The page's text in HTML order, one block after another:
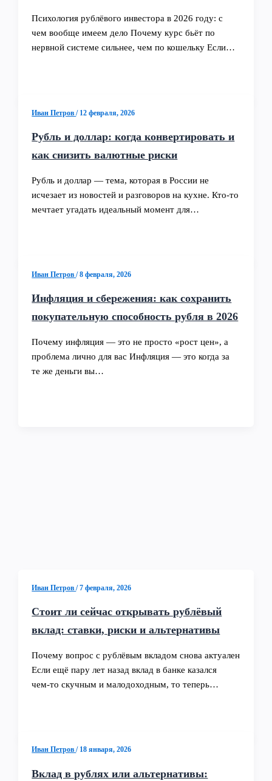
Психология рублёвого инвестора в 2026 году: с
чем вообще имеем дело Почему курс бьёт по
нервной системе сильнее, чем по кошельку Если…
Иван Петров/ 12 февраля, 2026
Рубль и доллар: когда конвертировать и
как снизить валютные риски
Рубль и доллар — тема, которая в России не
исчезает из новостей и разговоров на кухне. Кто-то
мечтает угадать идеальный момент для…
Иван Петров/8 февраля, 2026
Инфляция и сбережения: как сохранить
покупательную способность рубля в 2026
Почему инфляция — это не просто «рост цен», а
проблема лично для вас Инфляция — это когда за
те же деньги вы…
Иван Петров/7 февраля, 2026
Стоит ли сейчас открывать рублёвый
вклад: ставки, риски и альтернативы
Почему вопрос с рублёвым вкладом снова актуален
Если ещё пару лет назад вклад в банке казался
чем‑то скучным и малодоходным, то теперь…
Иван Петров/ 18 января, 2026
Вклад в рублях или альтернативы: